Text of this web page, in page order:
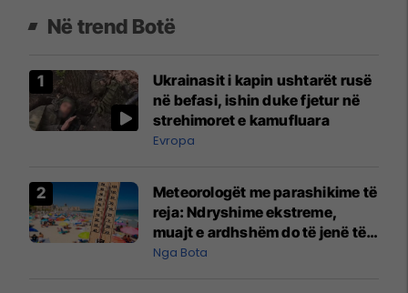
Në trend Botë
Ukrainasit i kapin ushtarët rusë
në befasi, ishin duke fjetur në
strehimoret e kamufluara
Evropa
Meteorologët me parashikime të
reja: Ndryshime ekstreme,
muajt e ardhshëm do të jenë të
pazakontë
Nga Bota